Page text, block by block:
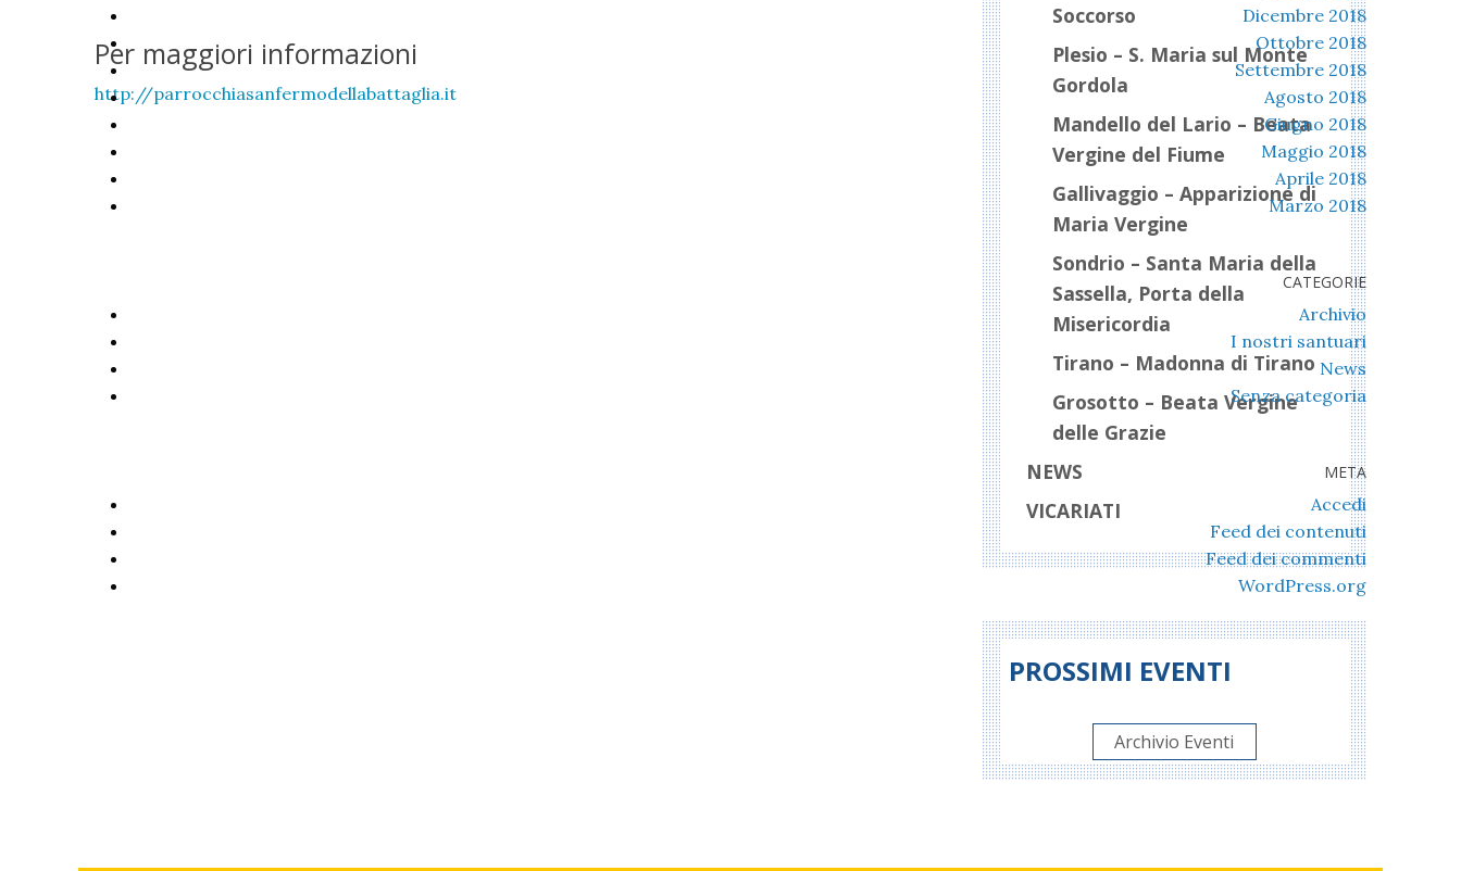
Dicembre 2018
Ottobre 2018
Settembre 2018
Agosto 2018
Giugno 2018
Maggio 2018
Aprile 2018
Marzo 2018
CATEGORIE
Archivio
I nostri santuari
News
Senza categoria
META
Accedi
Feed dei contenuti
Feed dei commenti
WordPress.org
Per maggiori informazioni
http://parrocchiasanfermodellabattaglia.it
Soccorso
Plesio – S. Maria sul Monte
Gordola
Mandello del Lario – Beata
Vergine del Fiume
Gallivaggio – Apparizione di
Maria Vergine
Sondrio – Santa Maria della
Sassella, Porta della
Misericordia
Tirano – Madonna di Tirano
Grosotto – Beata Vergine
delle Grazie
NEWS
VICARIATI
PROSSIMI EVENTI
Archivio Eventi